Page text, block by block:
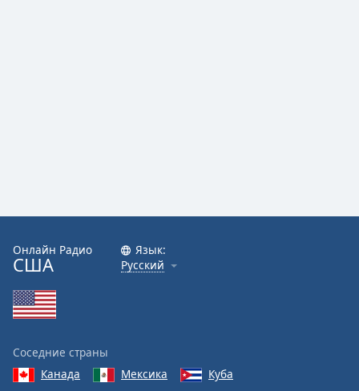
Онлайн Радио
США
Язык:
Русский
Соседние страны
Канада
Мексика
Куба